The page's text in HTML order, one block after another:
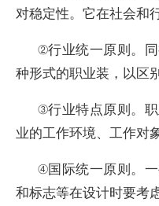
对稳定性。它在社会和
②行业统一原则。
种形式的职业装，以区
③行业特点原则。
业的工作环境、工作对
④国际统一原则。
和标志等在设计时要考